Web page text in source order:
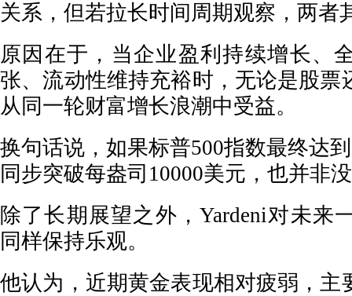
关系，但若拉长时间周期观察，两者
原因在于，当企业盈利持续增长、
张、流动性维持充裕时，无论是股票
从同一轮财富增长浪潮中受益。
换句话说，如果标普500指数最终达
同步突破每盎司10000美元，也并非
除了长期展望之外，Yardeni对未来
同样保持乐观。
他认为，近期黄金表现相对疲弱，主